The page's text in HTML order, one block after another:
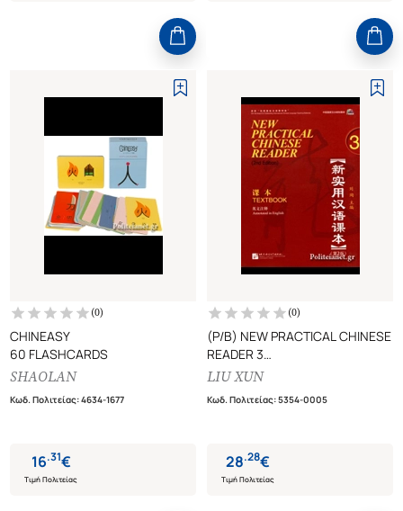
(0)
CHINEASY
60 FLASHCARDS
SHAOLAN
Κωδ. Πολιτείας:4634-1677
16.31€
Τιμή Πολιτείας
(0)
(P/B) NEW PRACTICAL CHINESE
READER 3
TEXTBOOK (ANNOTATED IN
LIU XUN
Κωδ. Πολιτείας:5354-0005
28.28€
Τιμή Πολιτείας